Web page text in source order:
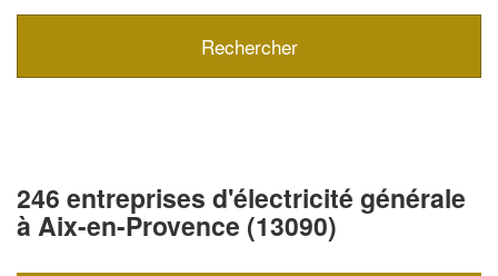
246 entreprises d'électricité générale
à Aix-en-Provence (13090)